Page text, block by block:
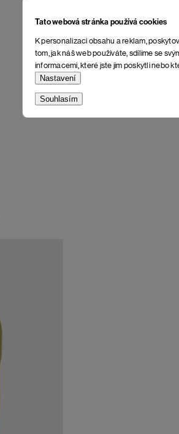
Tato webová stránka používá cookies
K personalizaci obsahu a reklam,
tom, jak náš web používáte, sdílíme se
informacemi, které jste jim poskytli nebo
Nastavení
Souhlasím